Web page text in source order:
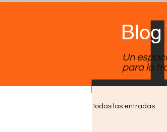
Blog
Un
para la
Todas las entradas